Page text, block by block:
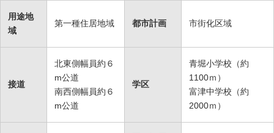
用途地
域
第一種住居地域 都市計画 市街化区域
接道
北東側幅員約６
m公道
南西側幅員約６
m公道
学区
青堀小学校（約
1100ｍ）
富津中学校（約
2000ｍ）